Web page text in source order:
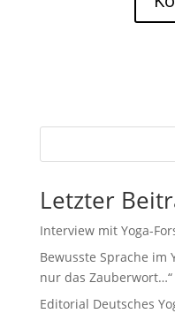
Letzter
Interview mit Yoga-
Bewusste Sprache
nur das Zauberwort…“
Editorial Deutsches